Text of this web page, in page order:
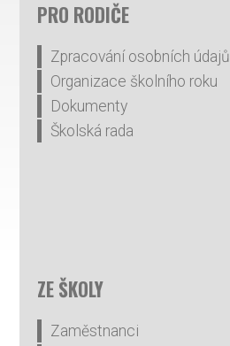
PRO RODIČE
Zpracování osobních údajů
Organizace školního roku
Dokumenty
Školská rada
ZE ŠKOLY
Zaměstnanci